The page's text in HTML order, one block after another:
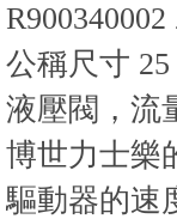
公稱尺寸
液壓閥，流
博世力士樂
驅動器的速